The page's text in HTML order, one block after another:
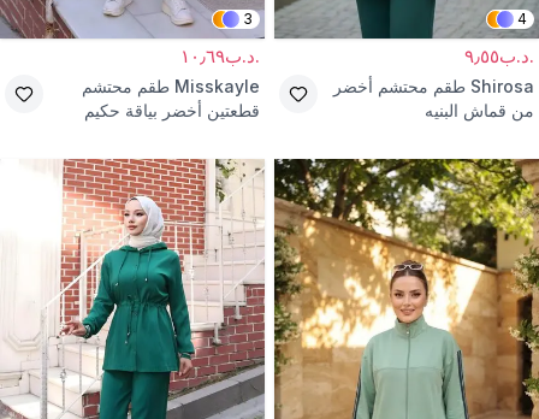
4
.د.ب٩٫٥٥
Shirosa طقم محتشم أخضر
من قماش البنيه
3
.د.ب١٠٫٦٩
Misskayle طقم محتشم
قطعتين أخضر بياقة حكيم